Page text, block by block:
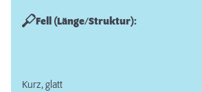
Fell (Länge/Struktur):
Kurz, glatt